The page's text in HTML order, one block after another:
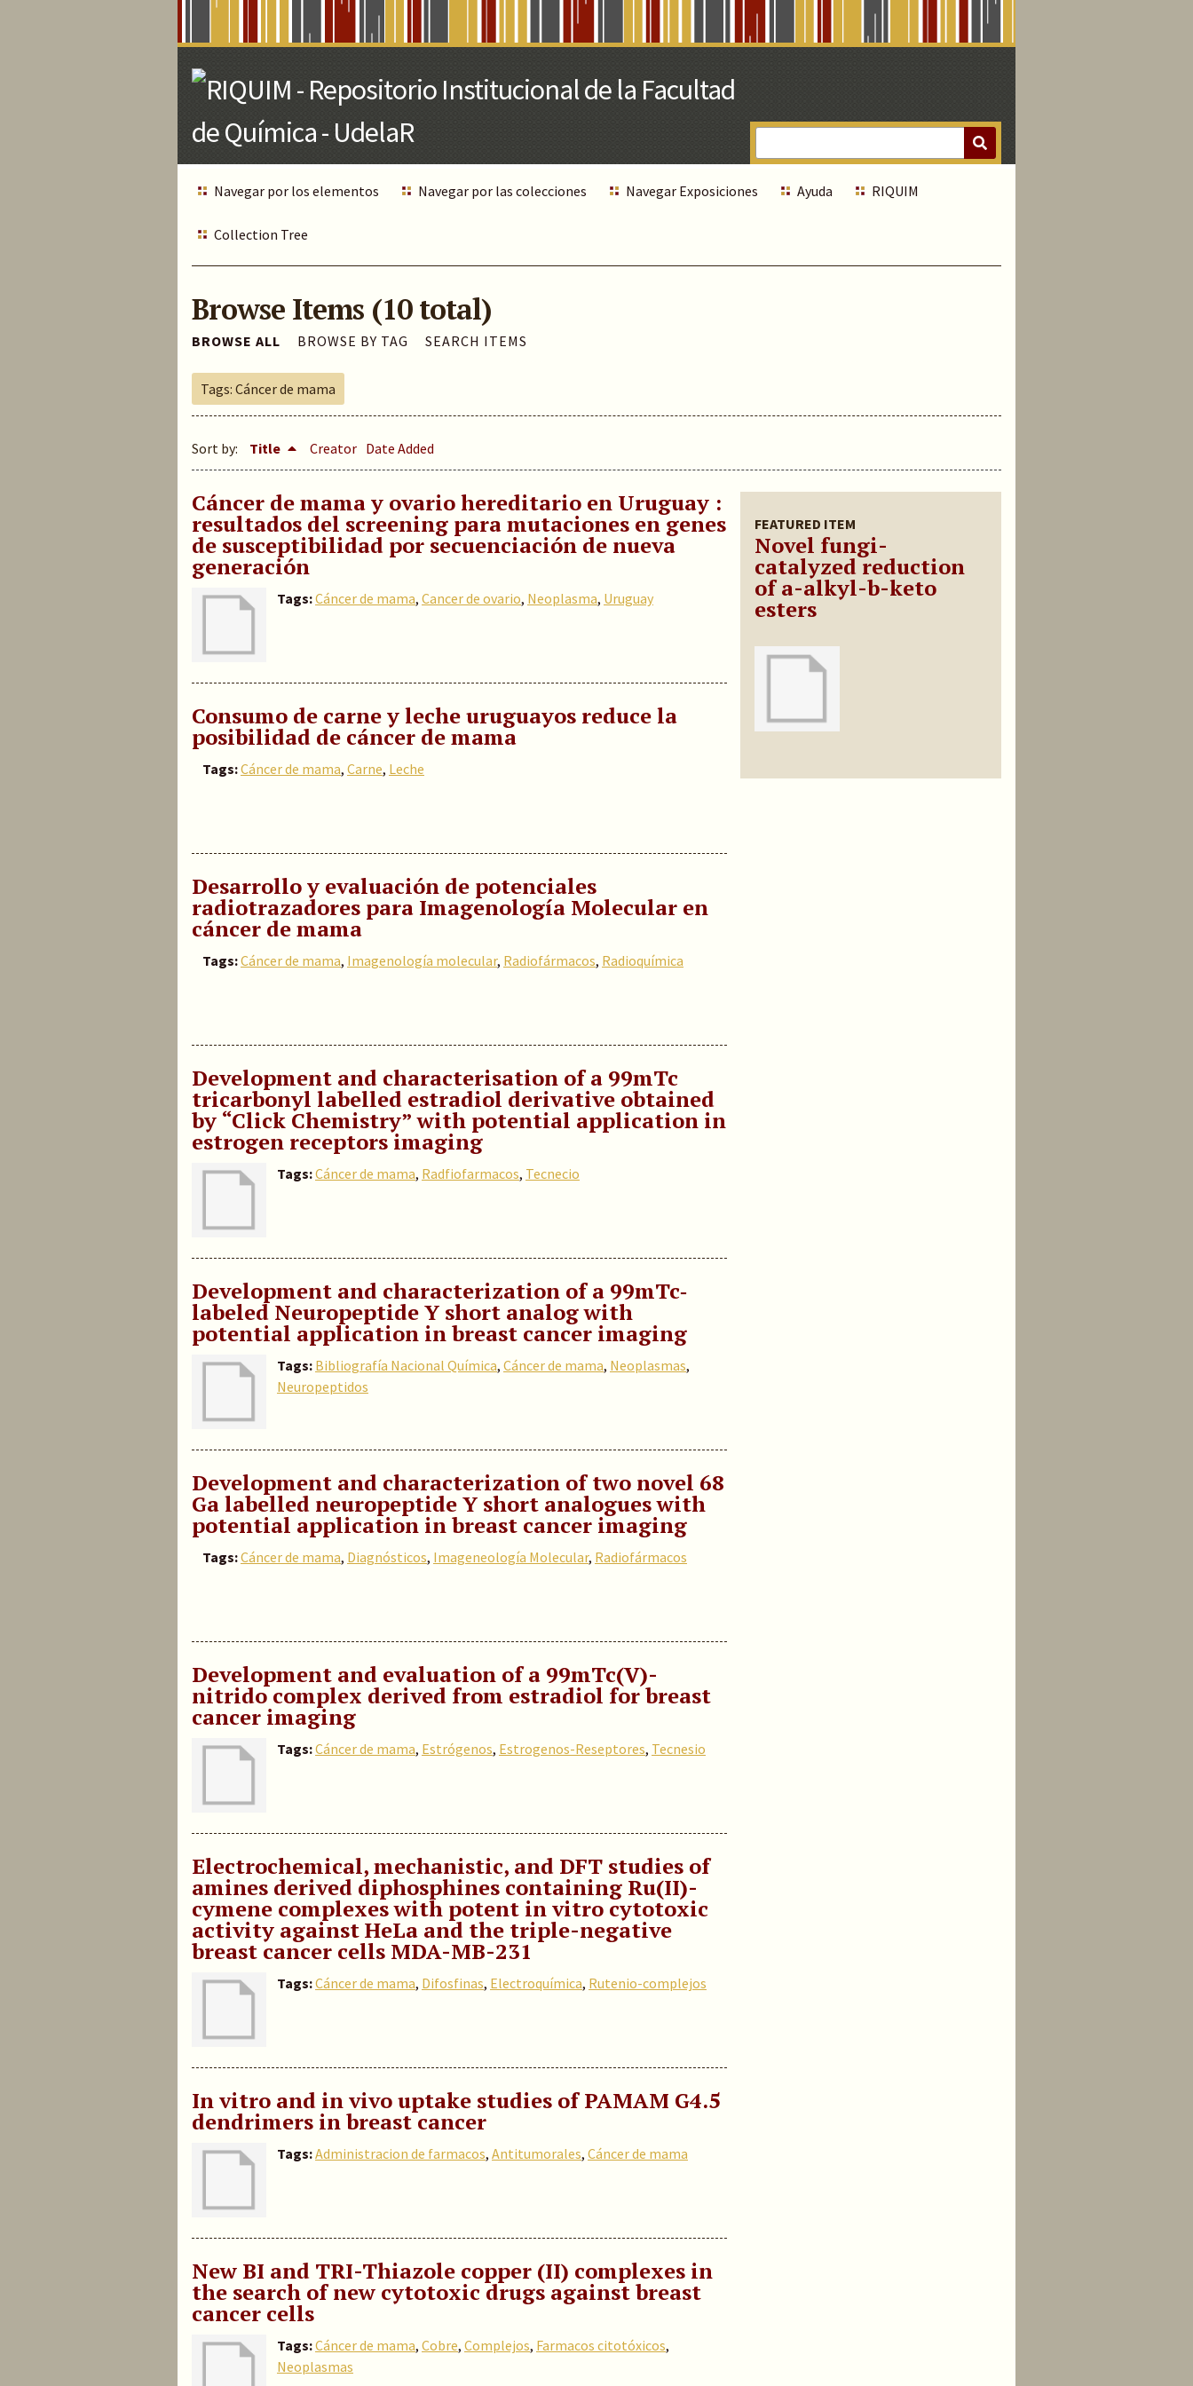
Navegar por los elementos Navegar por las colecciones Navegar Exposiciones Ayuda RIQUIM
Collection Tree
Browse Items (10 total)
BROWSE ALL BROWSE BY TAG SEARCH ITEMS
Tags: Cáncer de mama
Sort by: Title Creator Date Added
FEATURED ITEM
Novel fungi-
catalyzed reduction
of a-alkyl-b-keto
esters
Cáncer de mama y ovario hereditario en Uruguay :
resultados del screening para mutaciones en genes
de susceptibilidad por secuenciación de nueva
generación
Tags:Cáncer de mama, Cancer de ovario, Neoplasma, Uruguay
Consumo de carne y leche uruguayos reduce la
posibilidad de cáncer de mama
Tags:Cáncer de mama, Carne, Leche
Desarrollo y evaluación de potenciales
radiotrazadores para Imagenología Molecular en
cáncer de mama
Tags:Cáncer de mama, Imagenología molecular, Radiofármacos, Radioquímica
Development and characterisation of a 99mTc
tricarbonyl labelled estradiol derivative obtained
by “Click Chemistry” with potential application in
estrogen receptors imaging
Tags:Cáncer de mama, Radfiofarmacos, Tecnecio
Development and characterization of a 99mTc‐
labeled Neuropeptide Y short analog with
potential application in breast cancer imaging
Tags: Bibliografía Nacional Química, Cáncer de mama, Neoplasmas,
Neuropeptidos
Development and characterization of two novel 68
Ga labelled neuropeptide Y short analogues with
potential application in breast cancer imaging
Tags:Cáncer de mama, Diagnósticos, Imageneología Molecular, Radiofármacos
Development and evaluation of a 99mTc(V)-
nitrido complex derived from estradiol for breast
cancer imaging
Tags:Cáncer de mama, Estrógenos, Estrogenos-Reseptores, Tecnesio
Electrochemical, mechanistic, and DFT studies of
amines derived diphosphines containing Ru(II)-
cymene complexes with potent in vitro cytotoxic
activity against HeLa and the triple-negative
breast cancer cells MDA-MB-231
Tags:Cáncer de mama, Difosfinas, Electroquímica, Rutenio-complejos
In vitro and in vivo uptake studies of PAMAM G4.5
dendrimers in breast cancer
Tags:Administracion de farmacos, Antitumorales, Cáncer de mama
New BI and TRI-Thiazole copper (II) complexes in
the search of new cytotoxic drugs against breast
cancer cells
Tags:Cáncer de mama, Cobre, Complejos, Farmacos citotóxicos,
Neoplasmas